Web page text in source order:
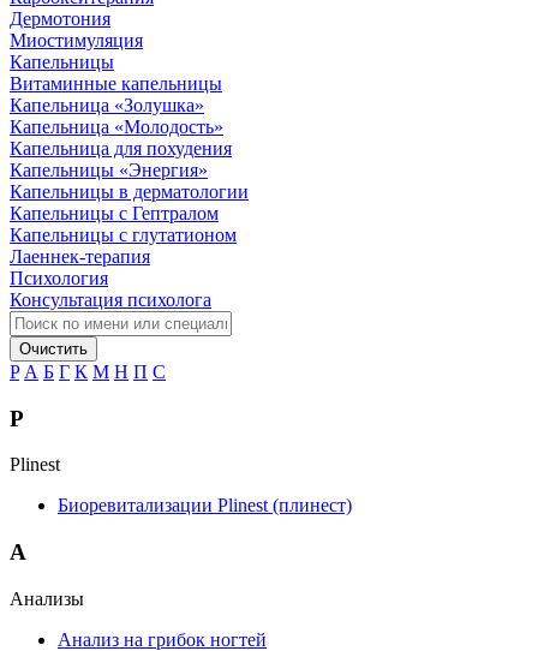
Дермотония
Миостимуляция
Капельницы
Витаминные капельницы
Капельница «Золушка»
Капельница «Молодость»
Капельница для похудения
Капельницы «Энергия»
Капельницы в дерматологии
Капельницы с Гептралом
Капельницы с глутатионом
Лаеннек-терапия
Психология
Консультация психолога
Очистить
P А Б Г К М Н П С
P
Plinest
Биоревитализации Plinest (плинест)
А
Анализы
Анализ на грибок ногтей